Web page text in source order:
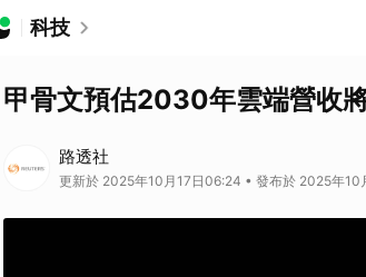
科技
甲骨文預估2030年雲端營收
路透社
更新於 2025年10月17日06:24 • 發布於 2025年10